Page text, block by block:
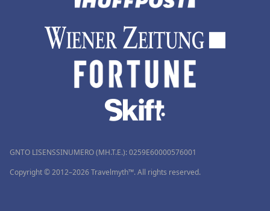
GNTO LISENSSINUMERO (MH.T.E.): 0259Ε60000576001
Copyright © 2012–2026 Travelmyth™. All rights reserved.